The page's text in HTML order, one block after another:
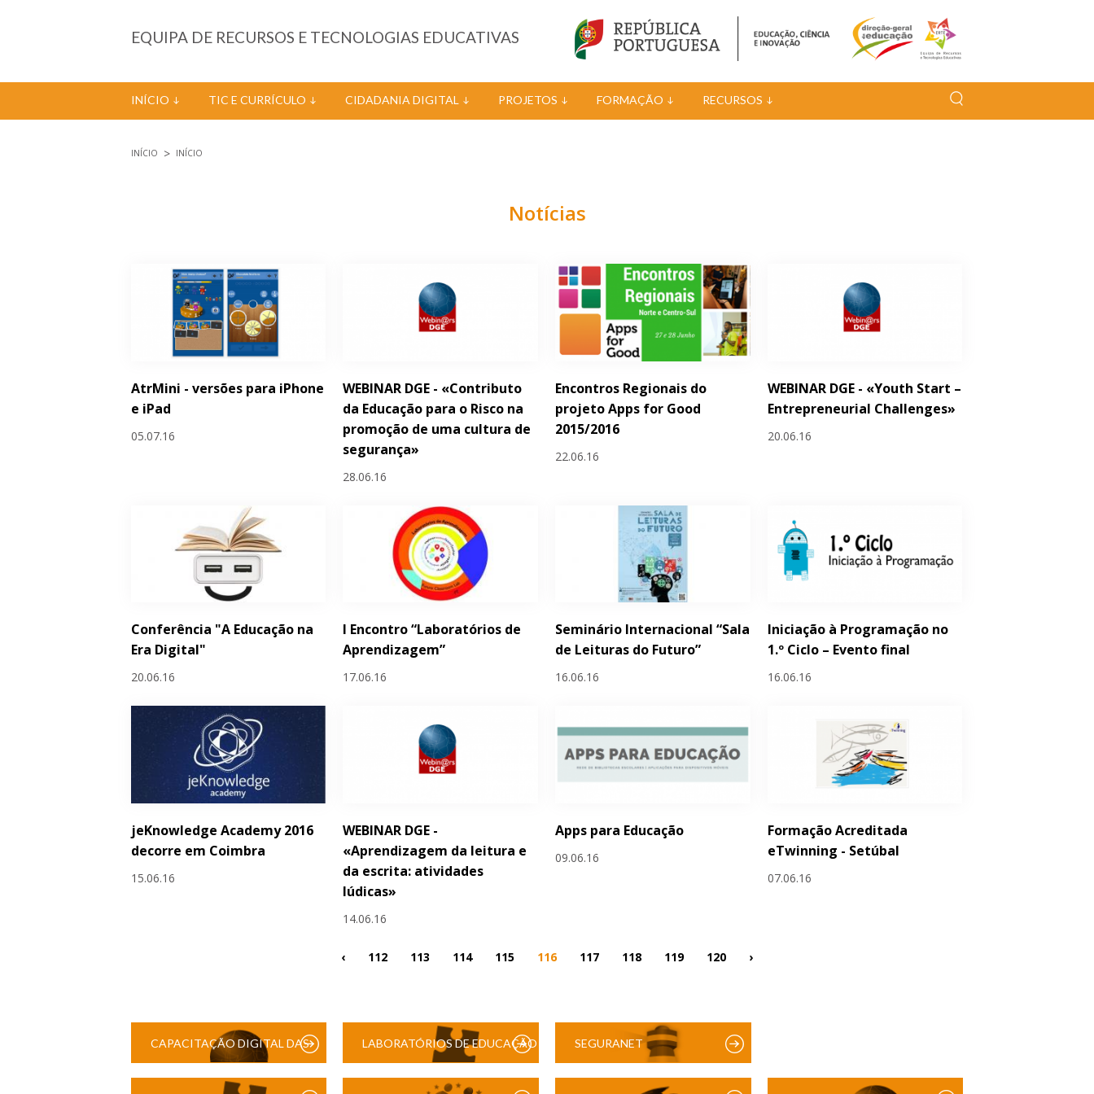
EQUIPA DE RECURSOS E TECNOLOGIAS EDUCATIVAS
INÍCIO TIC E CURRÍCULO CIDADANIA DIGITAL PROJETOS FORMAÇÃO RECURSOS
INÍCIO INÍCIO
Notícias
AtrMini - versões para iPhone
e iPad
05.07.16
WEBINAR DGE - «Contributo
da Educação para o Risco na
promoção de uma cultura de
segurança»
28.06.16
Encontros Regionais do
projeto Apps for Good
2015/2016
22.06.16
WEBINAR DGE - «Youth Start –
Entrepreneurial Challenges»
20.06.16
Conferência "A Educação na
Era Digital"
20.06.16
I Encontro “Laboratórios de
Aprendizagem”
17.06.16
Seminário Internacional “Sala
de Leituras do Futuro”
16.06.16
Iniciação à Programação no
1.º Ciclo – Evento final
16.06.16
jeKnowledge Academy 2016
decorre em Coimbra
15.06.16
WEBINAR DGE -
«Aprendizagem da leitura e
da escrita: atividades
lúdicas»
14.06.16
Apps para Educação
09.06.16
Formação Acreditada
eTwinning - Setúbal
07.06.16
Páginas
‹ 112 113 114 115 116 117 118 119 120 ›
CAPACITAÇÃO DIGITAL DAS LABORATÓRIOS DE EDUCAÇÃO SEGURANET